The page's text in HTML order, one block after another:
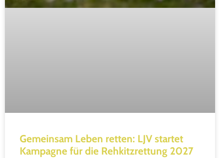
Gemeinsam Leben retten: LJV startet
Kampagne für die Rehkitzrettung 2027